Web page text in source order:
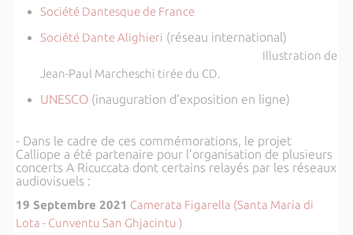
Société Dantesque de France
Société Dante Alighieri (réseau international)
Illustration de
Jean-Paul Marcheschi tirée du CD.
UNESCO(inauguration d’exposition en ligne)
- Dans le cadre de ces commémorations, le projet
Calliope a été partenaire pour l’organisation de plusieurs
concerts A Ricuccata dont certains relayés par les réseaux
audiovisuels :
19 Septembre 2021 Camerata Figarella (Santa Maria di
Lota - Cunventu San Ghjacintu )